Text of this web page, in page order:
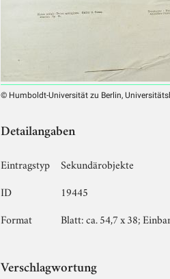
© Humboldt-Universität zu Berlin,
Detailangaben
Eintragstyp
Sekundärobjekte
ID
19445
Format
Blatt: ca. 54,7 x 38;
Verschlagwortung